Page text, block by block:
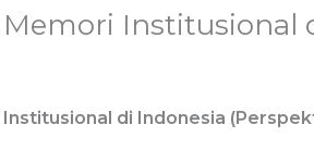
Memori Institusional
di Indonesia